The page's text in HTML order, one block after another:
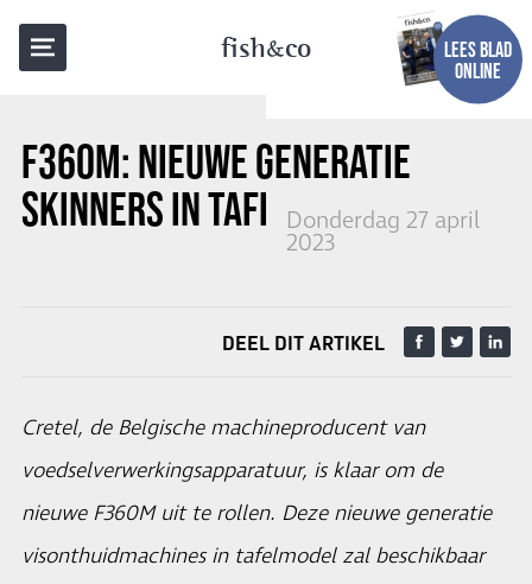
fishco
LEES BLAD
ONLINE
F360M: NIEUWE GENERATIE
SKINNERS IN TAFELMODEL
Donderdag 27 april
2023
TERUG NAAR OVERZICHT
DEEL DIT ARTIKEL
Cretel, de Belgische machineproducent van
voedselverwerkingsapparatuur, is klaar om de
nieuwe F360M uit te rollen. Deze nieuwe generatie
visonthuidmachines in tafelmodel zal beschikbaar